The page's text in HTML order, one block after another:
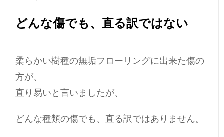
どんな傷でも、直る訳ではない
柔らかい樹種の無垢フローリングに出来た傷の
方が、
直り易いと言いましたが、
どんな種類の傷でも、直る訳ではありません。